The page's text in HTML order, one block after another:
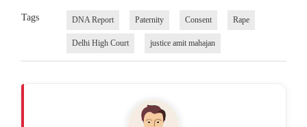
Tags DNA Report Paternity Consent Rape
Delhi High Court justice amit mahajan